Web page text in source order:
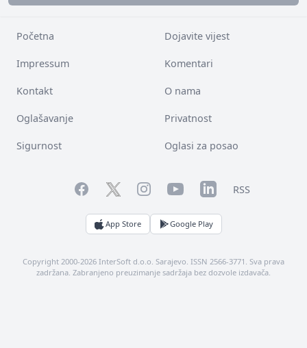
Početna Dojavite vijest
Impressum Komentari
Kontakt O nama
Oglašavanje Privatnost
Sigurnost Oglasi za posao
FacebookTwitterInstagramYouTubeLinkedInRSS
App Store Google Play
Copyright 2000-2026 InterSoft d.o.o. Sarajevo. ISSN 2566-3771. Sva prava
zadržana. Zabranjeno preuzimanje sadržaja bez dozvole izdavača.